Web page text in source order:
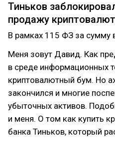
Тиньков
продажу
В рамках 115 ФЗ за сумму
Меня зовут Давид. Как
в среде информационных
криптовалютный бум. Но
закончился и многие
убыточных активов.
и меня. О том как купить
банка Тиньков, который